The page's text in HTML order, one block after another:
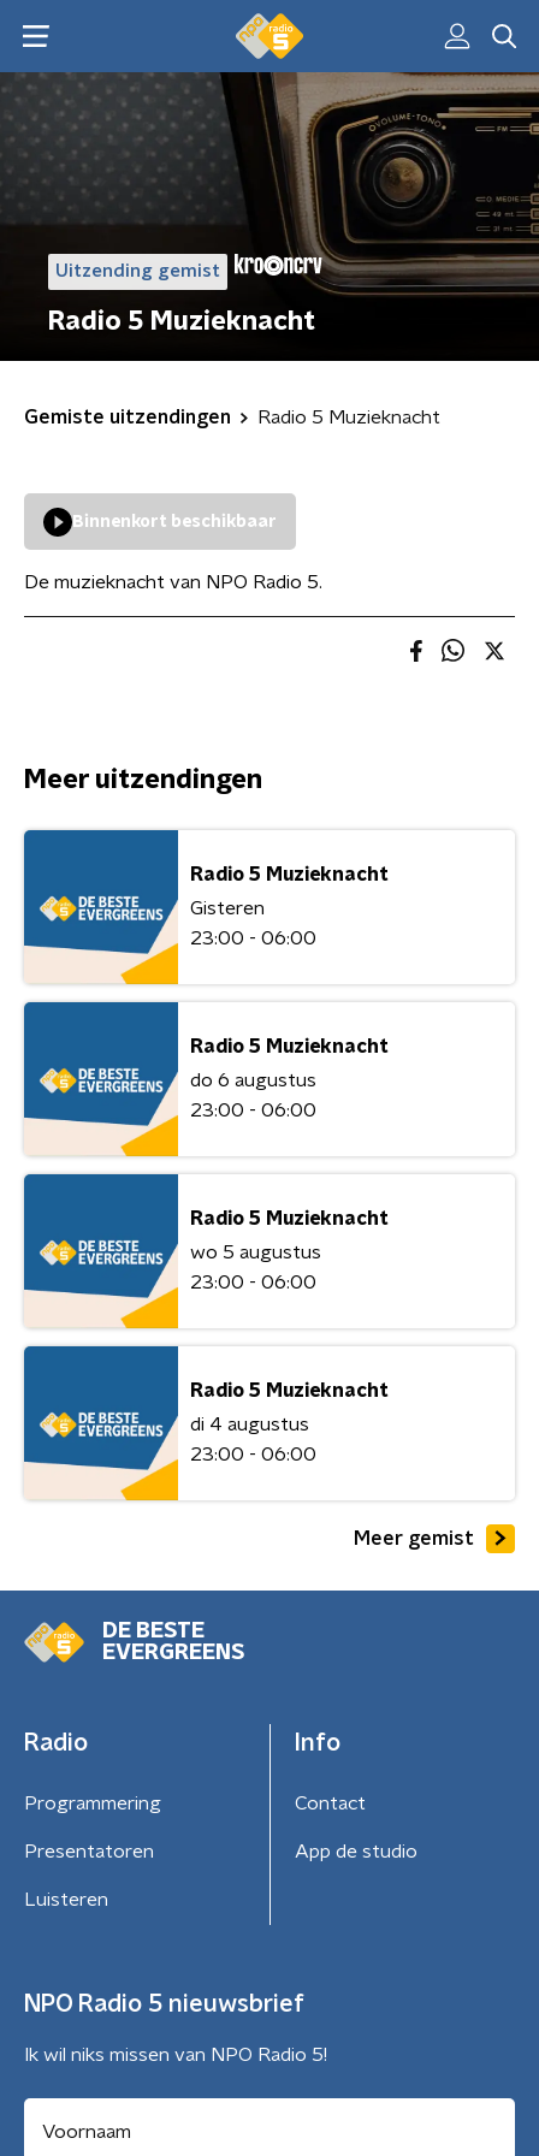
Uitzending gemist
Radio 5 Muzieknacht
Gemiste uitzendingen Radio 5 Muzieknacht
Binnenkort beschikbaar
De muzieknacht van NPO Radio 5.
Meer uitzendingen
Radio 5 Muzieknacht
Gisteren
23:00 - 06:00
Radio 5 Muzieknacht
do 6 augustus
23:00 - 06:00
Radio 5 Muzieknacht
wo 5 augustus
23:00 - 06:00
Radio 5 Muzieknacht
di 4 augustus
23:00 - 06:00
Meer gemist
DE BESTE
EVERGREENS
Radio
Programmering
Presentatoren
Luisteren
Info
Contact
App de studio
NPO Radio 5 nieuwsbrief
Ik wil niks missen van NPO Radio 5!